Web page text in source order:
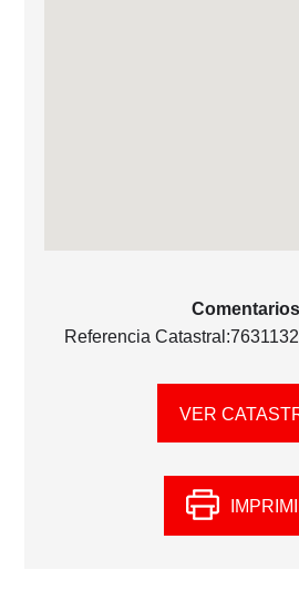
Referencia
VER